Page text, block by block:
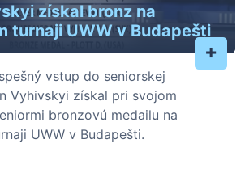
získal bronz na
turnaji UWW v Budapešti
+
vstup do seniorskej
Vyhivskyi získal pri svojom
bronzovú medailu na
UWW v Budapešti.